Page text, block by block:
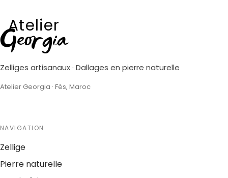
Atelier
Georgia
Zelliges artisanaux · Dallages en pierre naturelle
Atelier Georgia · Fès, Maroc
NAVIGATION
Zellige
Pierre naturelle